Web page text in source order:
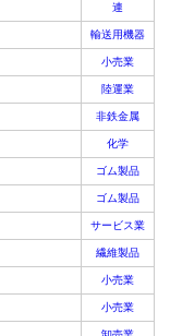
連
輸送用機器
小売業
陸運業
非鉄金属
化学
ゴム製品
ゴム製品
サービス業
繊維製品
小売業
小売業